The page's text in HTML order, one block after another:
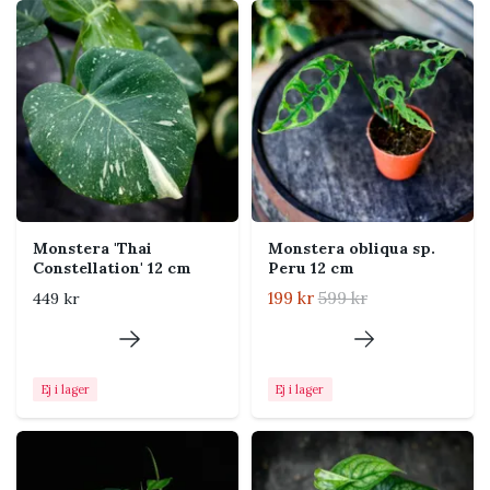
bladverket gör växten dekorativ både i ungt format
och när den utvecklat större, mer mogna blad.
Skötsel
Ljus
Ljust till halvskuggigt läge
med indirekt ljus.
Variegerade sorter behöver
teckning, men stark
bladen.
Vattna när de översta 2–3 cm
krukan stå konstant blöt och
häll bort överflödigt vatten.
Luftig och väldränerad
Monstera 'Thai
Constellation' 12 cm
449 kr
Ej i lager
Monstera obliqua sp.
Peru 12 cm
199 kr 599 kr
Ej i lager